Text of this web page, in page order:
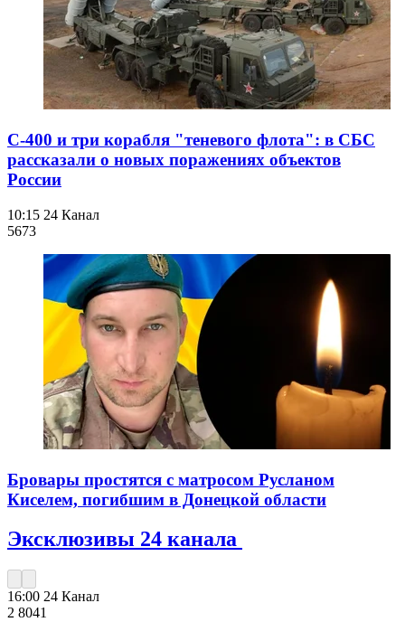
С-400 и три корабля "теневого флота": в СБС
рассказали о новых поражениях объектов
России
10:15 24 Канал
5673
Бровары простятся с матросом Русланом
Киселем, погибшим в Донецкой области
Эксклюзивы 24 канала
16:00 24 Канал
2 8041